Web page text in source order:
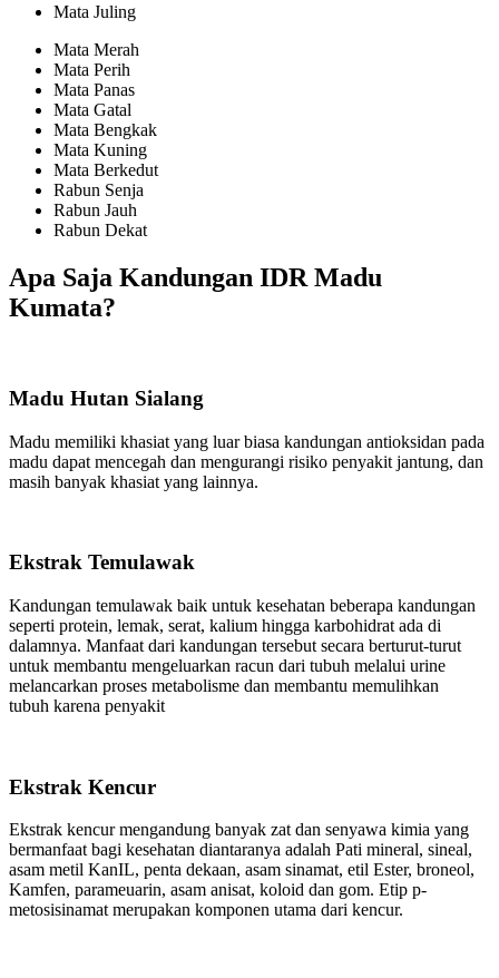
Mata Juling
Mata Merah
Mata Perih
Mata Panas
Mata Gatal
Mata Bengkak
Mata Kuning
Mata Berkedut
Rabun Senja
Rabun Jauh
Rabun Dekat
Apa Saja Kandungan IDR Madu
Kumata?
Madu Hutan Sialang
Madu memiliki khasiat yang luar biasa kandungan antioksidan pada
madu dapat mencegah dan mengurangi risiko penyakit jantung, dan
masih banyak khasiat yang lainnya.
Ekstrak Temulawak
Kandungan temulawak baik untuk kesehatan beberapa kandungan
seperti protein, lemak, serat, kalium hingga karbohidrat ada di
dalamnya. Manfaat dari kandungan tersebut secara berturut-turut
untuk membantu mengeluarkan racun dari tubuh melalui urine
melancarkan proses metabolisme dan membantu memulihkan
tubuh karena penyakit
Ekstrak Kencur
Ekstrak kencur mengandung banyak zat dan senyawa kimia yang
bermanfaat bagi kesehatan diantaranya adalah Pati mineral, sineal,
asam metil KanIL, penta dekaan, asam sinamat, etil Ester, broneol,
Kamfen, parameuarin, asam anisat, koloid dan gom. Etip p-
metosisinamat merupakan komponen utama dari kencur.